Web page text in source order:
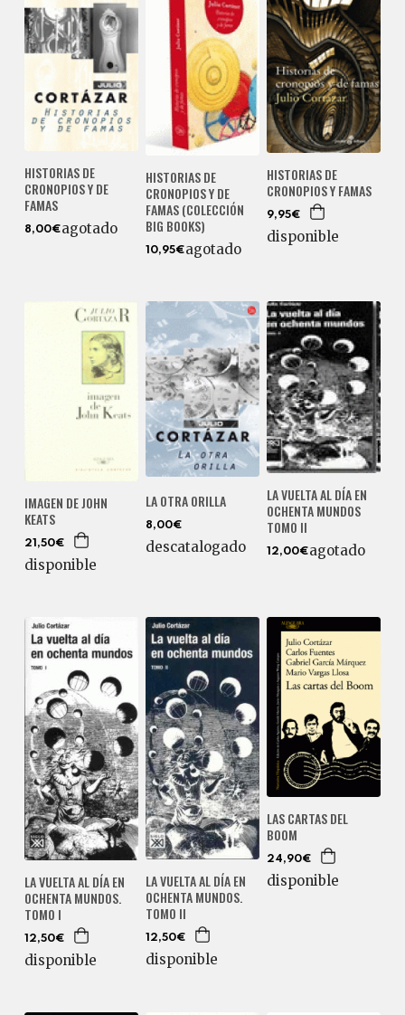
HISTORIAS DE
CRONOPIOS Y DE
FAMAS
8,00€agotado
HISTORIAS DE
CRONOPIOS Y DE
FAMAS (COLECCIÓN
BIG BOOKS)
10,95€agotado
HISTORIAS DE
CRONOPIOS Y FAMAS
9,95€
disponible
IMAGEN DE JOHN
KEATS
21,50€
disponible
LA OTRA ORILLA
8,00€
descatalogado
LA VUELTA AL DÍA EN
OCHENTA MUNDOS
TOMO II
12,00€agotado
LA VUELTA AL DÍA EN
OCHENTA MUNDOS.
TOMO I
12,50€
disponible
LA VUELTA AL DÍA EN
OCHENTA MUNDOS.
TOMO II
12,50€
disponible
LAS CARTAS DEL
BOOM
24,90€
disponible